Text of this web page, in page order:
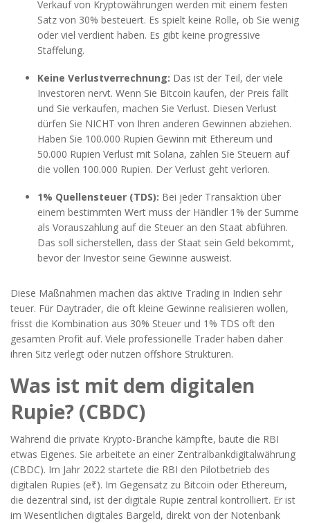
Verkauf von Kryptowährungen werden mit einem festen
Satz von 30% besteuert. Es spielt keine Rolle, ob Sie wenig
oder viel verdient haben. Es gibt keine progressive
Staffelung.
Keine Verlustverrechnung: Das ist der Teil, der viele
Investoren nervt. Wenn Sie Bitcoin kaufen, der Preis fällt
und Sie verkaufen, machen Sie Verlust. Diesen Verlust
dürfen Sie NICHT von Ihren anderen Gewinnen abziehen.
Haben Sie 100.000 Rupien Gewinn mit Ethereum und
50.000 Rupien Verlust mit Solana, zahlen Sie Steuern auf
die vollen 100.000 Rupien. Der Verlust geht verloren.
1% Quellensteuer (TDS): Bei jeder Transaktion über
einem bestimmten Wert muss der Händler 1% der Summe
als Vorauszahlung auf die Steuer an den Staat abführen.
Das soll sicherstellen, dass der Staat sein Geld bekommt,
bevor der Investor seine Gewinne ausweist.
Diese Maßnahmen machen das aktive Trading in Indien sehr
teuer. Für Daytrader, die oft kleine Gewinne realisieren wollen,
frisst die Kombination aus 30% Steuer und 1% TDS oft den
gesamten Profit auf. Viele professionelle Trader haben daher
ihren Sitz verlegt oder nutzen offshore Strukturen.
Was ist mit dem digitalen
Rupie? (CBDC)
Während die private Krypto-Branche kämpfte, baute die RBI
etwas Eigenes. Sie arbeitete an einer Zentralbankdigitalwährung
(CBDC). Im Jahr 2022 startete die RBI den Pilotbetrieb des
digitalen Rupies (e₹). Im Gegensatz zu Bitcoin oder Ethereum,
die dezentral sind, ist der digitale Rupie zentral kontrolliert. Er ist
im Wesentlichen digitales Bargeld, direkt von der Notenbank